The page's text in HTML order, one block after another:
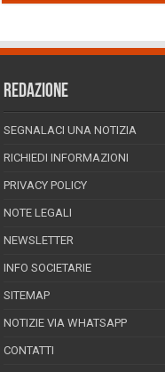
REDAZIONE
SEGNALACI UNA NOTIZIA
RICHIEDI INFORMAZIONI
PRIVACY POLICY
NOTE LEGALI
NEWSLETTER
INFO SOCIETARIE
SITEMAP
NOTIZIE VIA WHATSAPP
CONTATTI